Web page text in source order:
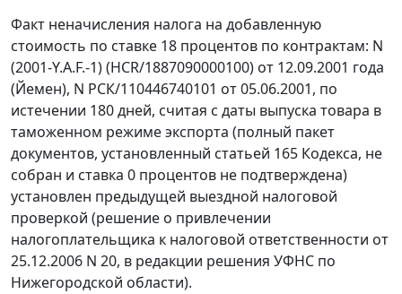
Факт неначисления налога на добавленную
стоимость по ставке 18 процентов по контрактам: N
(2001-Y.A.F.-1) (HCR/1887090000100) от 12.09.2001 года
(Йемен), N РСК/110446740101 от 05.06.2001, по
истечении 180 дней, считая с даты выпуска товара в
таможенном режиме экспорта (полный пакет
документов, установленный статьей 165 Кодекса, не
собран и ставка 0 процентов не подтверждена)
установлен предыдущей выездной налоговой
проверкой (решение о привлечении
налогоплательщика к налоговой ответственности от
25.12.2006 N 20, в редакции решения УФНС по
Нижегородской области).